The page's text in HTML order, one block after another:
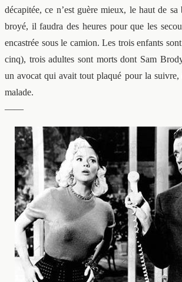
décapitée, ce n’est guère mieux, le haut de sa
broyé, il faudra des heures pour que les
encastrée sous le camion. Les trois enfants
cinq), trois adultes sont morts dont Sam
un avocat qui avait tout plaqué pour la suivre,
malade.
——